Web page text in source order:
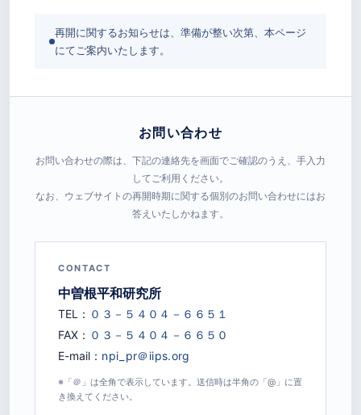
再開に関するお知らせは、準備が整い次第、本ページ
にてご案内いたします。
お問い合わせ
お問い合わせの際は、下記の連絡先を画面でご確認のうえ、手入力
してご利用ください。
なお、ウェブサイトの再開時期に関する個別のお問い合わせにはお
答えいたしかねます。
CONTACT
中曽根平和研究所
TEL：
FAX：
E-mail：
※「＠」は全角で表示しています。送信時は半角の「@」に置
き換えてください。